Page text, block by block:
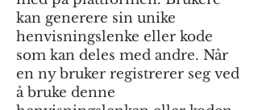
kan generere sin unike
henvisningslenke eller kode
som kan deles med andre. Når
en ny bruker registrerer seg ved
å bruke denne